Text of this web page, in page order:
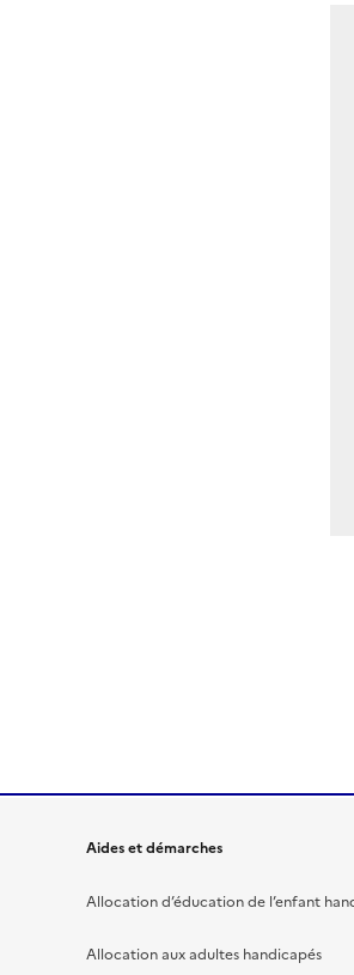
Aides et démarches
Allocation d’éducation de l’enfant
Allocation aux adultes handicapés